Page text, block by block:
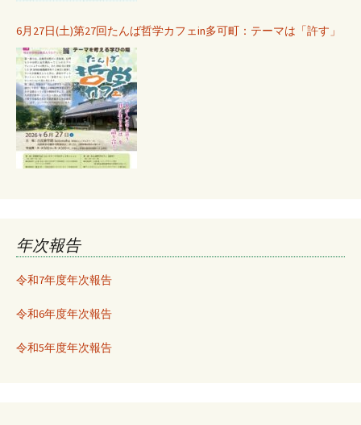
6月27日(土)第27回たんば哲学カフェin多可町：テーマは「許す」
年次報告
令和7年度年次報告
令和6年度年次報告
令和5年度年次報告